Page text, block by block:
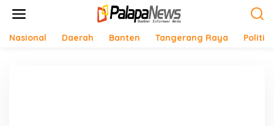
Nasional Daerah Banten Tangerang Raya Politik